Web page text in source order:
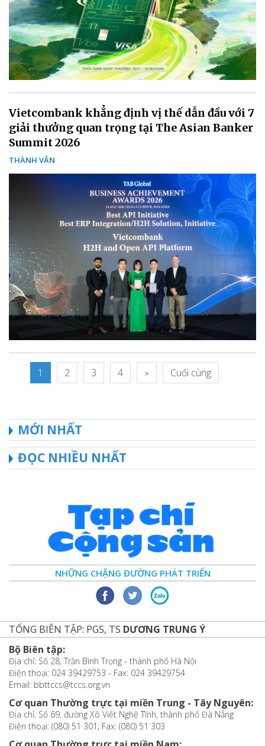
Vietcombank khẳng định vị thế dẫn đầu với 7
giải thưởng quan trọng tại The Asian Banker
Summit 2026
THÀNH VĂN
1 2 3 4 » Cuối cùng
MỚI NHẤT
ĐỌC NHIỀU NHẤT
NHỮNG CHẶNG ĐƯỜNG PHÁT TRIỂN
TỔNG BIÊN TẬP: PGS, TS DƯƠNG TRUNG Ý
Bộ Biên tập:
Địa chỉ: Số 28, Trần Bình Trọng - thành phố Hà Nội
Điện thoại: 024 39429753 - Fax: 024 39429754
Email: bbttccs@tccs.org.vn
Cơ quan Thường trực tại miền Trung - Tây Nguyên:
Địa chỉ: Số 69, đường Xô Viết Nghệ Tĩnh, thành phố Đà Nẵng
Điện thoại: (080) 51 301; Fax: (080) 51 303